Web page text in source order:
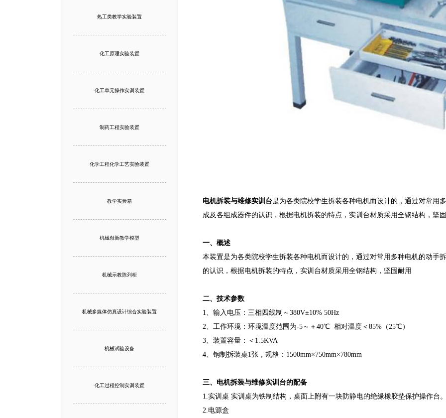
热工类教学实验装置
化工原理实验装置
化工单元操作实训装置
制药工程实验装置
化学工程化学工艺实验装置
教学实验箱
机械创新教学模型
机械示教陈列柜
机械多媒体仿真设计综合实验装置
机械试验设备
化工过程控制实训装置
电机拆装与维修实训台是为各类院校学生拆装各种电机而设计的，通过对常用
成及各组成器件的认识，根据电机拆装的特点，实训台材质采用全钢结构，坚固
一、概述
本装置是为各类院校学生拆装各种电机而设计的，通过对常用多种电机的动手
的认识，根据电机拆装的特点，实训台材质采用全钢结构，坚固耐用
二、技术参数
1、输入电压：三相四线制～380V±10% 50Hz
2、工作环境：环境温度范围为-5～＋40℃ 相对温度＜85%（25℃）
3、装置容量：＜1.5KVA
4、钢制拆装桌1张，规格：1500mm×750mm×780mm
三、电机拆装与维修实训台的配备
1.实训桌 实训桌为铁制结构，桌面上附有一块防静电的绝缘橡胶垫保护操作台。
2.电源盒